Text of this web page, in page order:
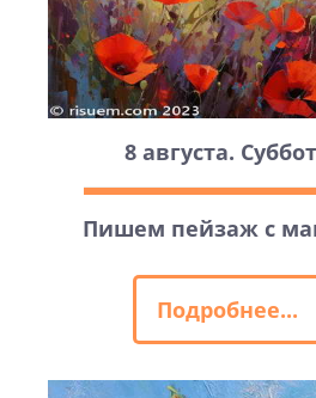
8 августа.
Пишем пейзаж с
Подробнее...